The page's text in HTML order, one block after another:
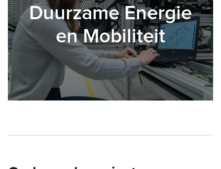
Duurzame Energie
en Mobiliteit